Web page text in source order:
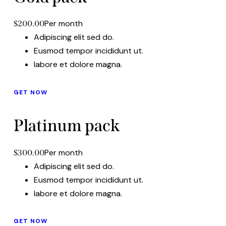
$200.00Per month
Adipiscing elit sed do.
Eusmod tempor incididunt ut.
labore et dolore magna.
GET NOW
Platinum pack
$300.00Per month
Adipiscing elit sed do.
Eusmod tempor incididunt ut.
labore et dolore magna.
GET NOW